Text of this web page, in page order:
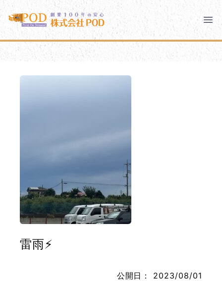
メインコンテンツにスキップ
株式会社ペイント・オン・デマンド
千葉の外壁塗装・屋根塗装なら創業100年の安心 ペイン
株式会社ペイント・オン・デマンド
モバイルメニュー
PODのまちづくり 安心の取り組み
雷雨⚡️
公開日： 2023/08/01